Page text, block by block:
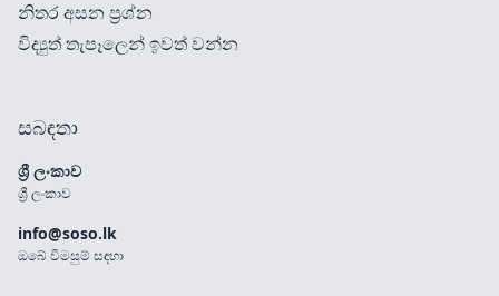
නිතර අසන ප්‍රශ්න
විද්‍යුත් තැපෑලෙන් ඉවත් වන්න
සබඳතා
ශ්‍රී ලංකාව
ශ්‍රී ලංකාව
info@soso.lk
ඔබේ විමසුම් සඳහා